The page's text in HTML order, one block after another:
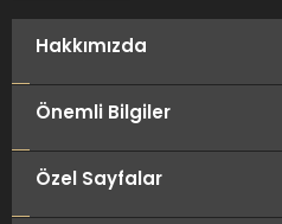
Hakkımızda
Önemli Bilgiler
Özel Sayfalar